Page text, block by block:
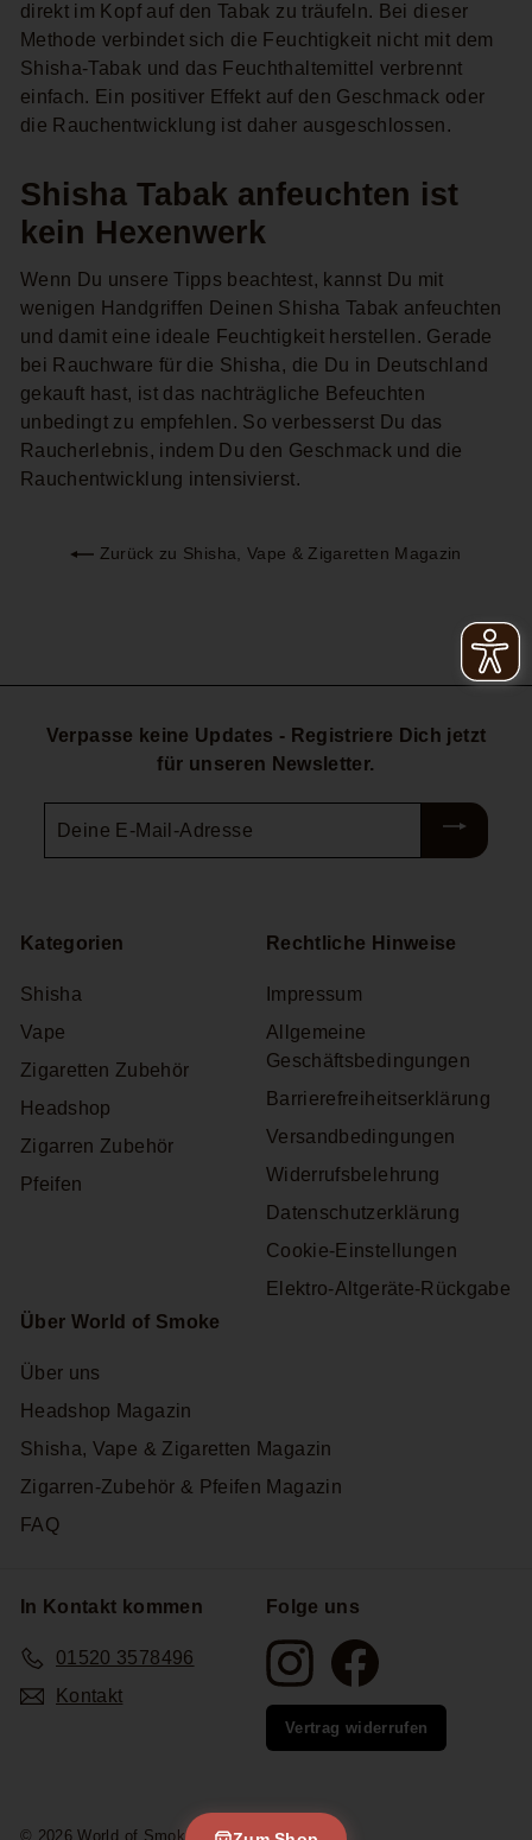
direkt im Kopf auf den Tabak zu träufeln. Bei dieser
Methode verbindet sich die Feuchtigkeit nicht mit dem
Shisha-Tabak und das Feuchthaltemittel verbrennt
einfach. Ein positiver Effekt auf den Geschmack oder
die Rauchentwicklung ist daher ausgeschlossen.
Shisha Tabak anfeuchten ist
kein Hexenwerk
Wenn Du unsere Tipps beachtest, kannst Du mit
wenigen Handgriffen Deinen Shisha Tabak anfeuchten
und damit eine ideale Feuchtigkeit herstellen. Gerade
bei Rauchware für die Shisha, die Du in Deutschland
gekauft hast, ist das nachträgliche Befeuchten
unbedingt zu empfehlen. So verbesserst Du das
Raucherlebnis, indem Du den Geschmack und die
Rauchentwicklung intensivierst.
Zurück zu Shisha, Vape & Zigaretten Magazin
Verpasse keine Updates - Registriere Dich jetzt
für unseren Newsletter.
E-
Kategorien
Shisha
Vape
Zigaretten Zubehör
Headshop
Zigarren Zubehör
Pfeifen
Rechtliche Hinweise
Impressum
Allgemeine
Geschäftsbedingungen
Barrierefreiheitserklärung
Versandbedingungen
Widerrufsbelehrung
Datenschutzerklärung
Cookie-Einstellungen
Elektro-Altgeräte-Rückgabe
Über World of Smoke
Über uns
Headshop Magazin
Shisha, Vape & Zigaretten Magazin
Zigarren-Zubehör & Pfeifen Magazin
FAQ
In Kontakt kommen
01520 3578496
Kontakt
Folge uns
Instagram
Vertrag widerrufen
© 2026 World of Smoke